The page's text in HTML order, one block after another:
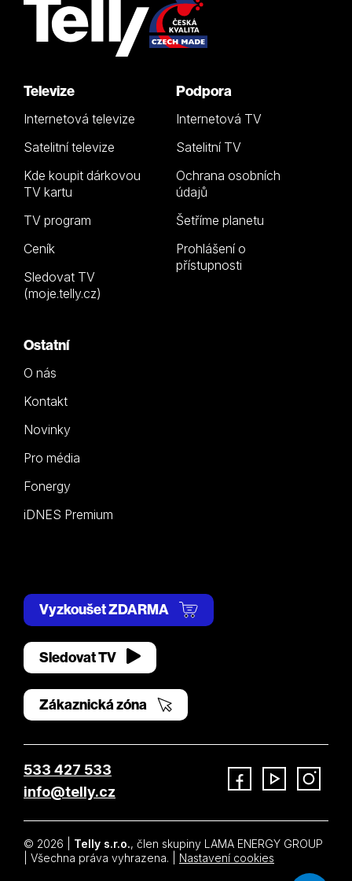
Televize
Internetová televize
Satelitní televize
Kde koupit dárkovou
TV kartu
TV program
Ceník
Sledovat TV
(moje.telly.cz)
Podpora
Internetová TV
Satelitní TV
Ochrana osobních
údajů
Šetříme planetu
Prohlášení o
přístupnosti
Ostatní
O nás
Kontakt
Novinky
Pro média
Fonergy
iDNES Premium
Vyzkoušet ZDARMA
Sledovat TV
Zákaznická zóna
533 427 533
info@telly.cz
© 2026 | Telly s.r.o., člen skupiny LAMA ENERGY GROUP
| Všechna práva vyhrazena. | Nastavení cookies